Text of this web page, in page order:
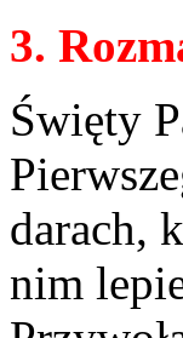
3.
Święty
darach,
nim